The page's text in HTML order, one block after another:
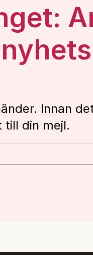
Innan
till din mejl.